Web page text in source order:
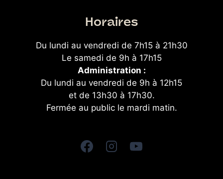
Horaires
Du lundi au vendredi de 7h15 à 21h30
Le samedi de 9h à 17h15
Administration :
Du lundi au vendredi de 9h à 12h15
et de 13h30 à 17h30.
Fermée au public le mardi matin.